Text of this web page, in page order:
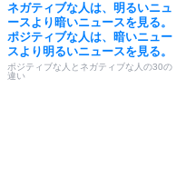
ネガティブな人は、明るいニュ
ースより暗いニュースを見る。
ポジティブな人は、暗いニュー
スより明るいニュースを見る。
ポジティブな人とネガティブな人の30の
違い